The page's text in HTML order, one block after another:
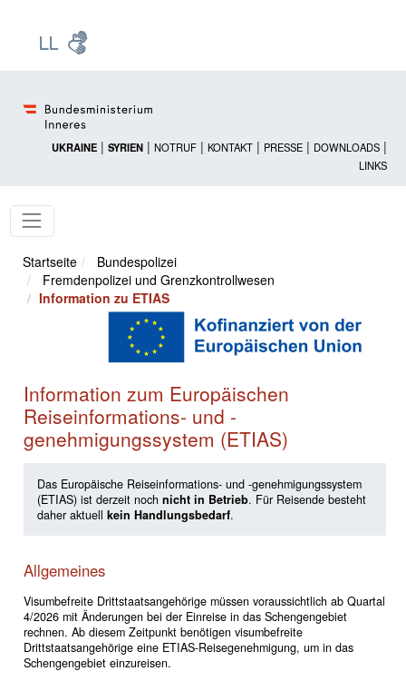
UKRAINE | SYRIEN | NOTRUF | KONTAKT | PRESSE | DOWNLOADS |
LINKS
Startseite
Bundespolizei
Fremdenpolizei und Grenzkontrollwesen
Information zu ETIAS
Information zum Europäischen
Reiseinformations- und -
genehmigungssystem (ETIAS)
Das Europäische Reiseinformations- und -genehmigungssystem
(ETIAS) ist derzeit noch nicht in Betrieb. Für Reisende besteht
daher aktuell kein Handlungsbedarf.
Allgemeines
Visumbefreite Drittstaatsangehörige müssen voraussichtlich ab Quartal
4/2026 mit Änderungen bei der Einreise in das Schengengebiet
rechnen. Ab diesem Zeitpunkt benötigen visumbefreite
Drittstaatsangehörige eine ETIAS-Reisegenehmigung, um in das
Schengengebiet einzureisen.